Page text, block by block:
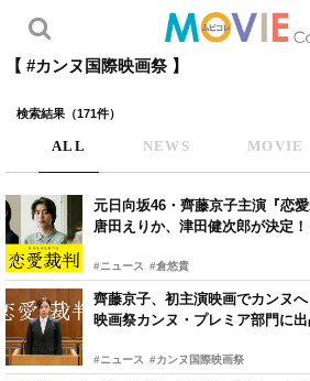
【 #カンヌ国際映画祭 】
検索結果（171件）
ALL NEWS MOVIE
元日向坂46・齊藤京子主演『恋
唐田えりか、津田健次郎が決定
#ニュース #倉悠貴
齊藤京子、初主演映画でカンヌ
映画祭カンヌ・プレミア部門に
#ニュース #カンヌ国際映画祭